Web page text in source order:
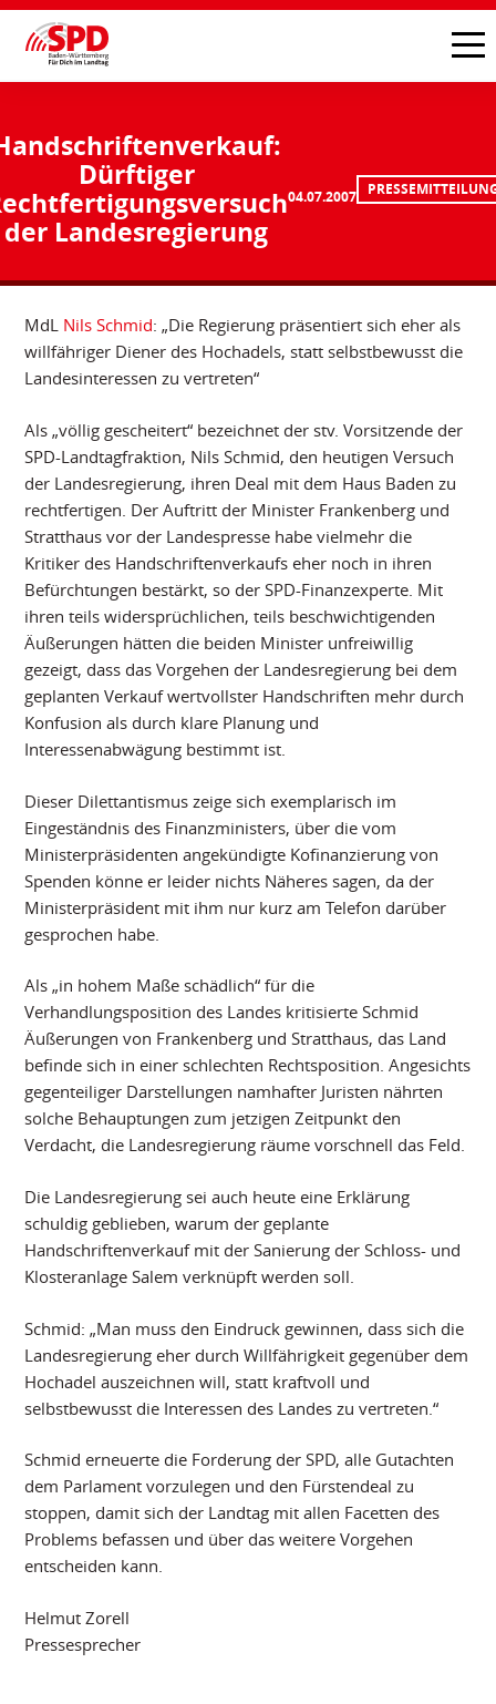
Dürftiger
der Landesregierung
04.07.2007
MdL Nils Schmid: „Die Regierung präsentiert sich eher als
willfähriger Diener des Hochadels, statt selbstbewusst die
Landesinteressen zu vertreten“
Als „völlig gescheitert“ bezeichnet der stv. Vorsitzende der
SPD-Landtagfraktion, Nils Schmid, den heutigen Versuch
der Landesregierung, ihren Deal mit dem Haus Baden zu
rechtfertigen. Der Auftritt der Minister Frankenberg und
Stratthaus vor der Landespresse habe vielmehr die
Kritiker des Handschriftenverkaufs eher noch in ihren
Befürchtungen bestärkt, so der SPD-Finanzexperte. Mit
ihren teils widersprüchlichen, teils beschwichtigenden
Äußerungen hätten die beiden Minister unfreiwillig
gezeigt, dass das Vorgehen der Landesregierung bei dem
geplanten Verkauf wertvollster Handschriften mehr durch
Konfusion als durch klare Planung und
Interessenabwägung bestimmt ist.
Dieser Dilettantismus zeige sich exemplarisch im
Eingeständnis des Finanzministers, über die vom
Ministerpräsidenten angekündigte Kofinanzierung von
Spenden könne er leider nichts Näheres sagen, da der
Ministerpräsident mit ihm nur kurz am Telefon darüber
gesprochen habe.
Als „in hohem Maße schädlich“ für die
Verhandlungsposition des Landes kritisierte Schmid
Äußerungen von Frankenberg und Stratthaus, das Land
befinde sich in einer schlechten Rechtsposition. Angesichts
gegenteiliger Darstellungen namhafter Juristen nährten
solche Behauptungen zum jetzigen Zeitpunkt den
Verdacht, die Landesregierung räume vorschnell das Feld.
Die Landesregierung sei auch heute eine Erklärung
schuldig geblieben, warum der geplante
Handschriftenverkauf mit der Sanierung der Schloss- und
Klosteranlage Salem verknüpft werden soll.
Schmid: „Man muss den Eindruck gewinnen, dass sich die
Landesregierung eher durch Willfährigkeit gegenüber dem
Hochadel auszeichnen will, statt kraftvoll und
selbstbewusst die Interessen des Landes zu vertreten.“
Schmid erneuerte die Forderung der SPD, alle Gutachten
dem Parlament vorzulegen und den Fürstendeal zu
stoppen, damit sich der Landtag mit allen Facetten des
Problems befassen und über das weitere Vorgehen
entscheiden kann.
Helmut Zorell
Pressesprecher